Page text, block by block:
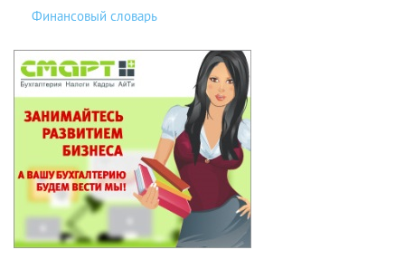
Финансовый словарь